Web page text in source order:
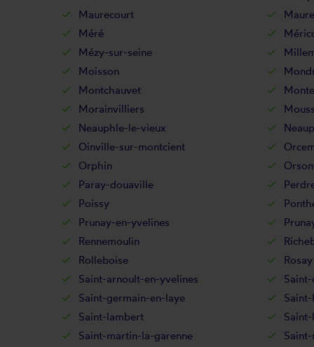
Maurecourt
Méré
Mézy-sur-seine
Moisson
Montchauvet
Morainvilliers
Neauphle-le-vieux
Oinville-sur-montcient
Orphin
Paray-douaville
Poissy
Prunay-en-yvelines
Rennemoulin
Rolleboise
Rosay
Saint-arnoult-en-yvelines
Saint-germain-en-laye
Saint-lambert
Saint-martin-la-garenne